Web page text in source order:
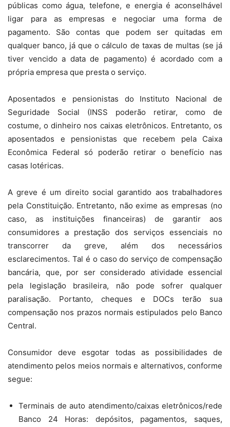
públicas como água, telefone, e energia é aconselhável
ligar para as empresas e negociar uma forma de
pagamento. São contas que podem ser quitadas em
qualquer banco, já que o cálculo de taxas de multas (se já
tiver vencido a data de pagamento) é acordado com a
própria empresa que presta o serviço.
Aposentados e pensionistas do Instituto Nacional de
Seguridade Social (INSS poderão retirar, como de
costume, o dinheiro nos caixas eletrônicos. Entretanto, os
aposentados e pensionistas que recebem pela Caixa
Econômica Federal só poderão retirar o benefício nas
casas lotéricas.
A greve é um direito social garantido aos trabalhadores
pela Constituição. Entretanto, não exime as empresas (no
caso, as instituições financeiras) de garantir aos
consumidores a prestação dos serviços essenciais no
transcorrer da greve, além dos necessários
esclarecimentos. Tal é o caso do serviço de compensação
bancária, que, por ser considerado atividade essencial
pela legislação brasileira, não pode sofrer qualquer
paralisação. Portanto, cheques e DOCs terão sua
compensação nos prazos normais estipulados pelo Banco
Central.
Consumidor deve esgotar todas as possibilidades de
atendimento pelos meios normais e alternativos, conforme
segue:
Terminais de auto atendimento/caixas eletrônicos/rede
Banco 24 Horas: depósitos, pagamentos, saques,